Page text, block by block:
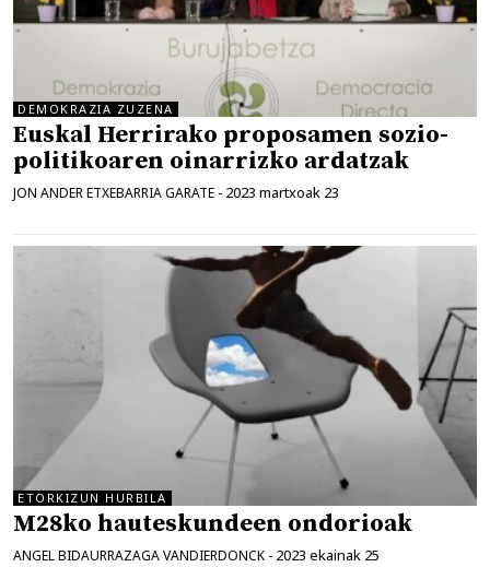
DEMOKRAZIA ZUZENA
Euskal Herrirako proposamen sozio-
politikoaren oinarrizko ardatzak
JON ANDER ETXEBARRIA GARATE - 2023 martxoak 23
ETORKIZUN HURBILA
M28ko hauteskundeen ondorioak
ANGEL BIDAURRAZAGA VANDIERDONCK - 2023 ekainak 25